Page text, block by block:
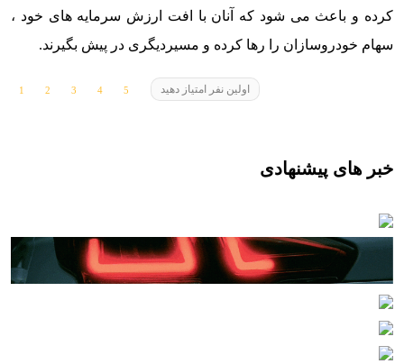
کرده و باعث می شود که آنان با افت ارزش سرمایه های خود ،
سهام خودروسازان را رها کرده و مسیردیگری در پیش بگیرند.
اولین نفر امتیاز دهید
خبر های پیشنهادی